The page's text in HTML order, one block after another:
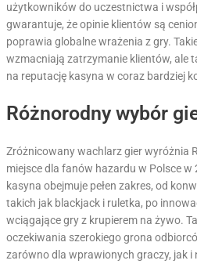
użytkowników do uczestnictwa i
gwarantuje, że opinie klientów są
poprawia globalne wrażenia z gry.
wzmacniają zatrzymanie klientów, ale
na reputację kasyna w coraz bardziej
Różnorodny wybór
Zróżnicowany wachlarz gier wyróżnia
miejsce dla fanów hazardu w Polsce
kasyna obejmuje pełen zakres, od
takich jak blackjack i ruletka, po
wciągające gry z krupierem na żywo.
oczekiwania szerokiego grona
zarówno dla wprawionych graczy, jak i